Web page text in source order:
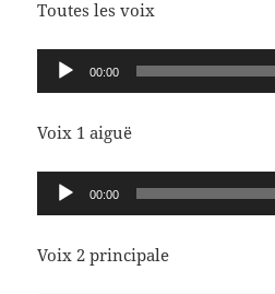
Toutes les voix
Lecteur
audio
00:00
Voix 1 aiguë
Lecteur
audio
00:00
Voix 2 principale